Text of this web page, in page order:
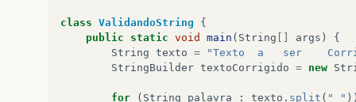
class ValidandoString
{
public
static void main ( String args )
{
String texto =
"Texto  a   ser
StringBuilder textoCorrigido = new
for ( String palavra : texto . split ( " "